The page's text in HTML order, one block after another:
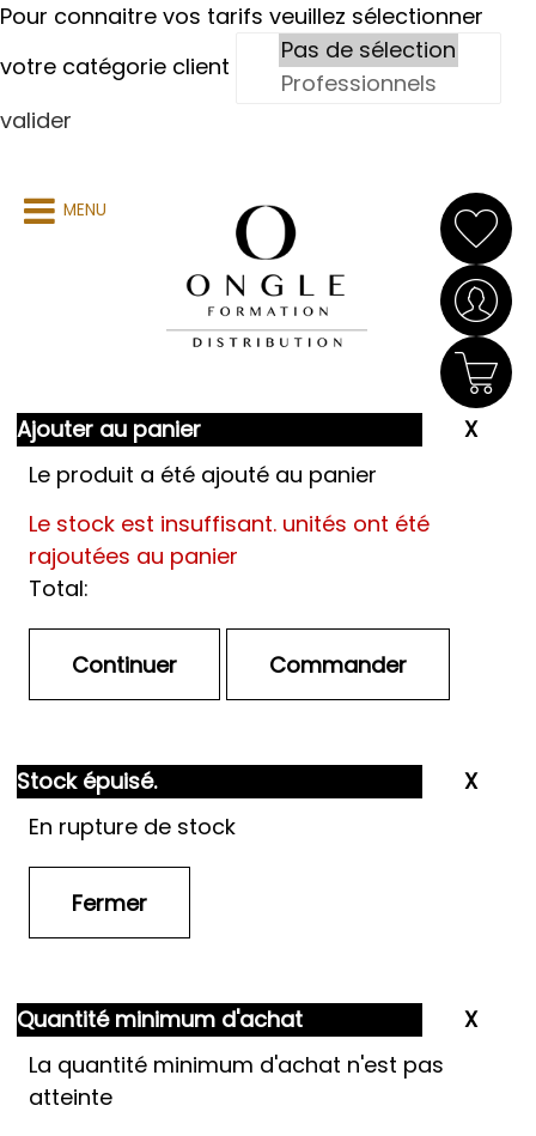
Pour connaitre vos tarifs veuillez sélectionner
votre catégorie client
valider
MENU
Ajouter au panier
Le produit a été ajouté au panier
Le stock est insuffisant. unités ont été
rajoutées au panier
Total:
Stock épuisé.
En rupture de stock
Quantité minimum d'achat
La quantité minimum d'achat n'est pas
atteinte